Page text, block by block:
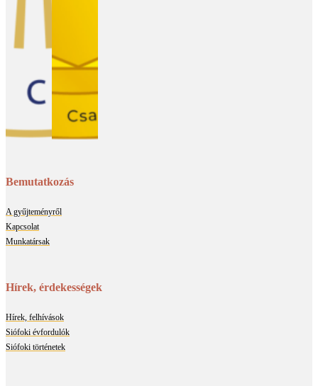
Bemutatkozás
A gyűjteményről
Kapcsolat
Munkatársak
Hírek, érdekességek
Hírek, felhívások
Siófoki évfordulók
Siófoki történetek